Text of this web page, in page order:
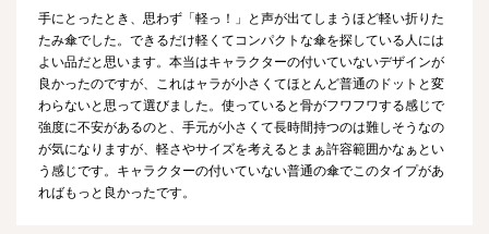
手にとったとき、思わず「軽っ！」と声が出てしまうほど軽い折りた
たみ傘でした。できるだけ軽くてコンパクトな傘を探している人には
よい品だと思います。本当はキャラクターの付いていないデザインが
良かったのですが、これはャラが小さくてほとんど普通のドットと変
わらないと思って選びました。使っていると骨がフワフワする感じで
強度に不安があるのと、手元が小さくて長時間持つのは難しそうなの
が気になりますが、軽さやサイズを考えるとまぁ許容範囲かなぁとい
う感じです。キャラクターの付いていない普通の傘でこのタイプがあ
ればもっと良かったです。